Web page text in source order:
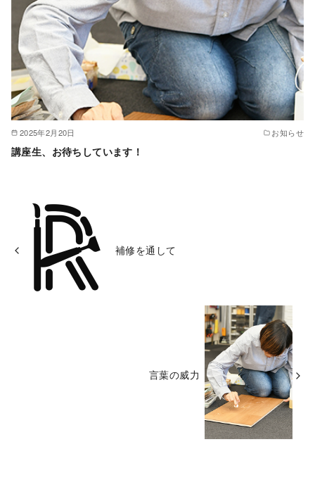
2025年2月20日 お知らせ
講座生、お待ちしています！
補修を通して
言葉の威力